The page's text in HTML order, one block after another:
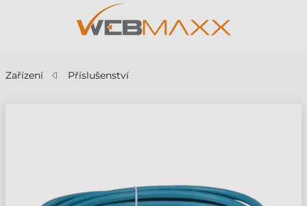
Zařízení Příslušenství